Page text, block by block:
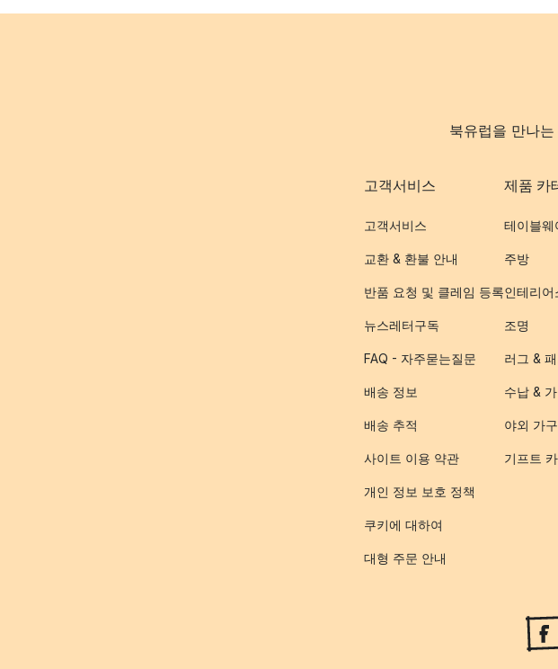
북유럽을 만나
고객서비스
고객서비스
교환 & 환불 안내
반품 요청 및 클레임 등록
뉴스레터구독
FAQ - 자주묻는질문
배송 정보
배송 추적
사이트 이용 약관
개인 정보 보호 정책
쿠키에 대하여
대형 주문 안내
제품 카
테이블웨
주방
인테리어
조명
러그 &
수납 &
야외 가
기프트